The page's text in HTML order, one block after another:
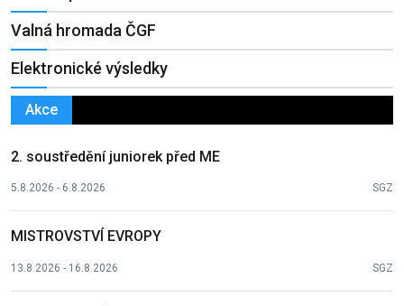
Valná hromada ČGF
Elektronické výsledky
Akce
2. soustředění juniorek před ME
5.8.2026 - 6.8.2026 SGZ
MISTROVSTVÍ EVROPY
13.8.2026 - 16.8.2026 SGZ